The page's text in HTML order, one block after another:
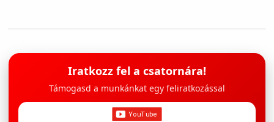
Iratkozz fel a csatornára!
Támogasd a munkánkat egy feliratkozással